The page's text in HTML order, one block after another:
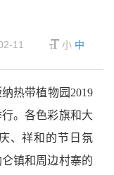
11 小 中
热带植物园2019
。各色彩旗和大
、祥和的节日氛
镇和周边村寨的